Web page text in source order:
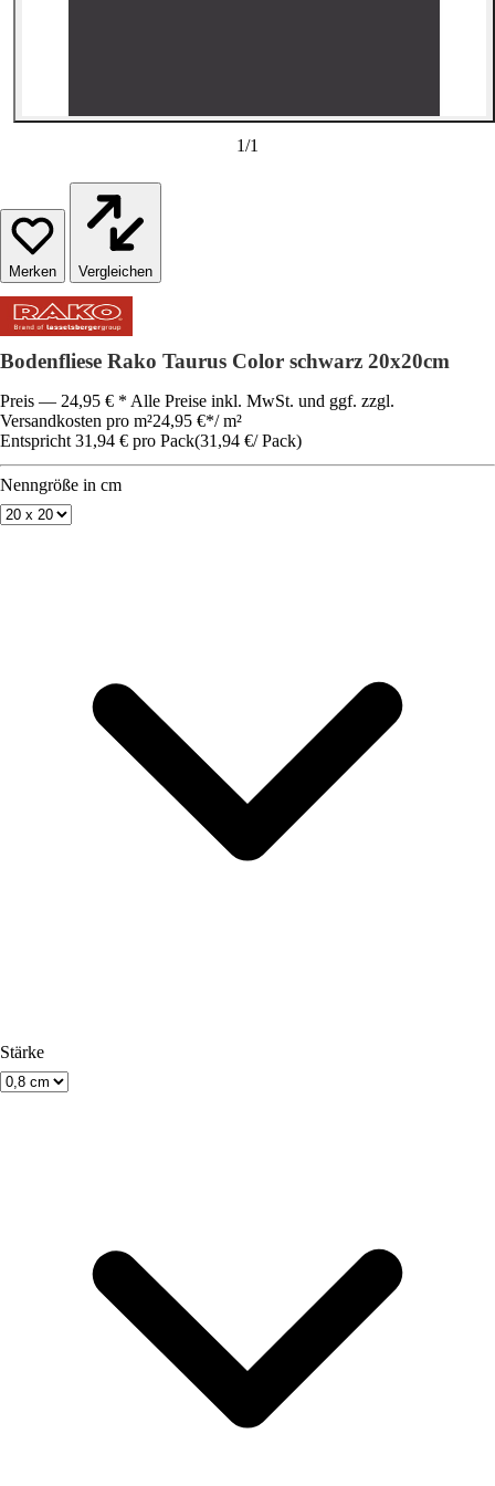
1/1
Vergleichen
Bodenfliese Rako Taurus Color schwarz 20x20cm
Preis — 24,95 € * Alle Preise inkl. MwSt. und ggf. zzgl.
Versandkosten pro m²24,95 €*/ m²
Entspricht 31,94 € pro Pack(31,94 €/ Pack)
Nenngröße in cm
Stärke